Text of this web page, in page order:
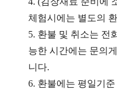
체험시에는 별도의
5. 환불 및 취소는 전
능한 시간에는 문의
니다.
6. 환불에는 평일기